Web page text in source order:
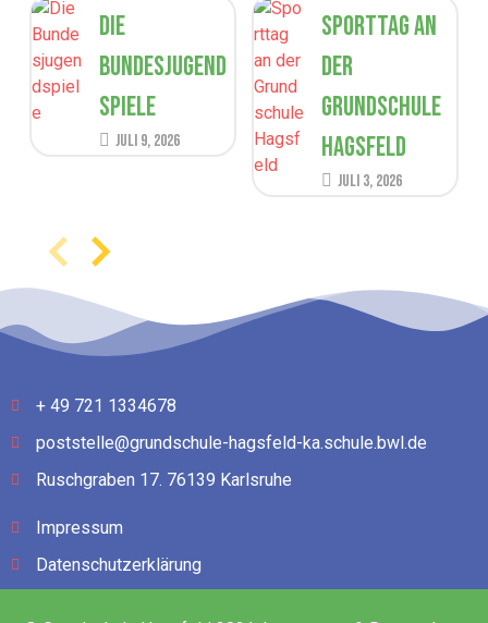
Die
Bundesjugend
spiele
Juli 9, 2026
Sporttag an
der
Grundschule
Hagsfeld
Juli 3, 2026
+ 49 721 1334678
poststelle@grundschule-hagsfeld-ka.schule.bwl.de
Ruschgraben 17. 76139 Karlsruhe
Impressum
Datenschutzerklärung